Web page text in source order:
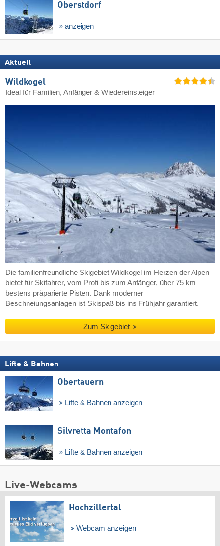
Oberstdorf
anzeigen
Aktuell
Wildkogel
Ideal für Familien, Anfänger & Wiedereinsteiger
Die familienfreundliche Skigebiet Wildkogel im Herzen der Alpen
bietet für Skifahrer, vom Profi bis zum Anfänger, über 75 km
bestens präparierte Pisten. Dank moderner
Beschneiungsanlagen ist Skispaß bis ins Frühjahr garantiert.
Zum Skigebiet
Lifte & Bahnen
Obertauern
Lifte & Bahnen anzeigen
Silvretta Montafon
Lifte & Bahnen anzeigen
Live-Webcams
Hochzillertal
Webcam anzeigen